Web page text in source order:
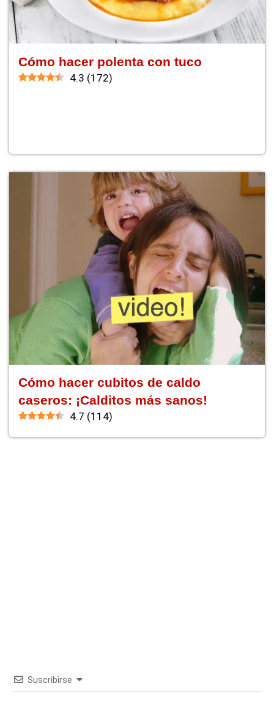
Cómo hacer polenta con tuco
4.3 (172)
Cómo hacer cubitos de caldo
caseros: ¡Calditos más sanos!
4.7 (114)
Suscribirse